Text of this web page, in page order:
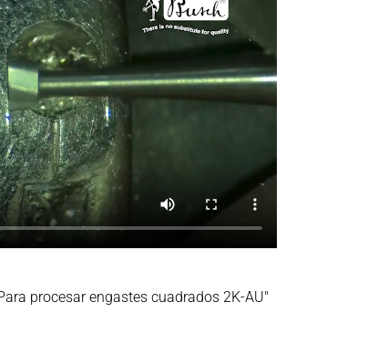
procesar engastes cuadrados 2K-AU"